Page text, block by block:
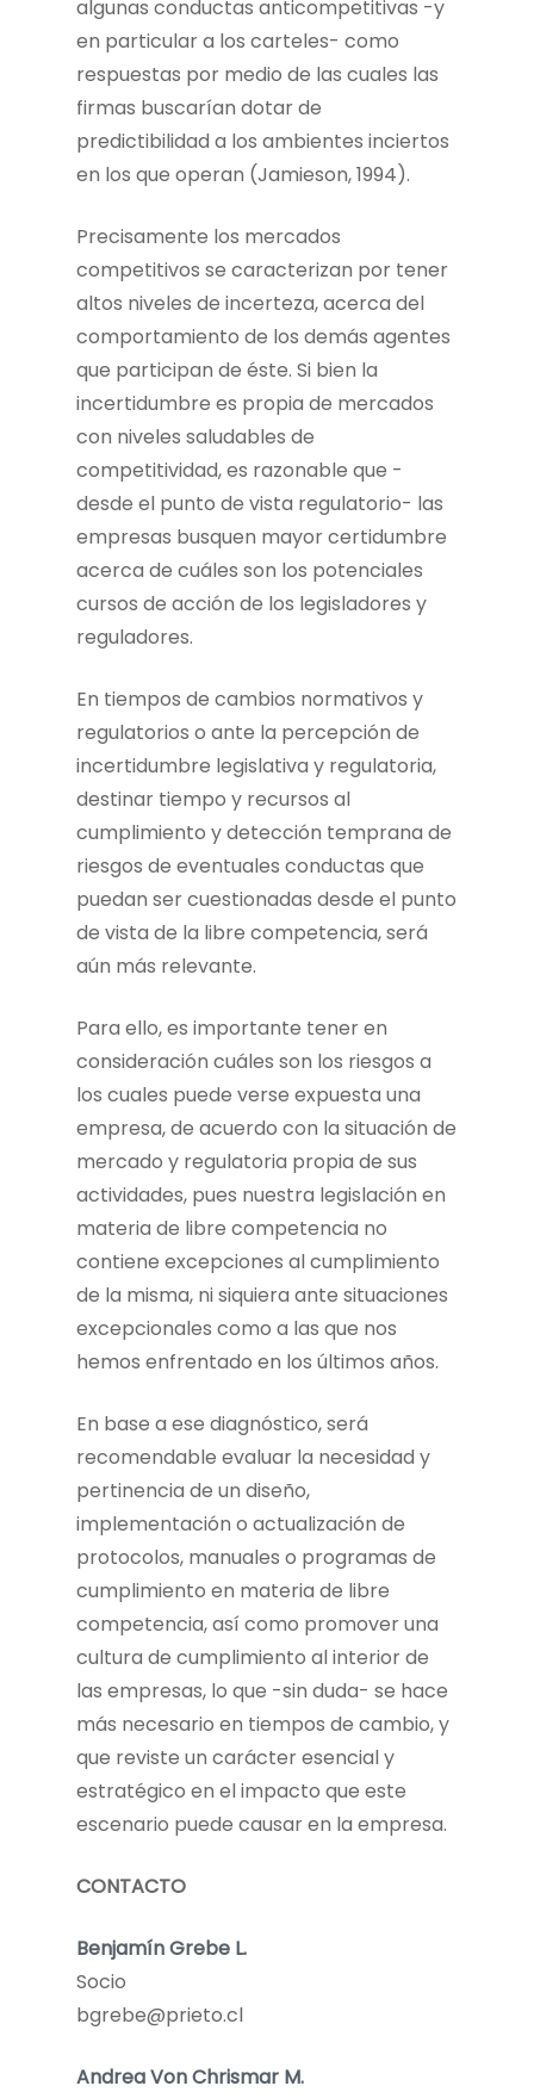
algunas conductas anticompetitivas -y
en particular a los carteles- como
respuestas por medio de las cuales las
firmas buscarían dotar de
predictibilidad a los ambientes inciertos
en los que operan (Jamieson, 1994).
Precisamente los mercados
competitivos se caracterizan por tener
altos niveles de incerteza, acerca del
comportamiento de los demás agentes
que participan de éste. Si bien la
incertidumbre es propia de mercados
con niveles saludables de
competitividad, es razonable que -
desde el punto de vista regulatorio- las
empresas busquen mayor certidumbre
acerca de cuáles son los potenciales
cursos de acción de los legisladores y
reguladores.
En tiempos de cambios normativos y
regulatorios o ante la percepción de
incertidumbre legislativa y regulatoria,
destinar tiempo y recursos al
cumplimiento y detección temprana de
riesgos de eventuales conductas que
puedan ser cuestionadas desde el punto
de vista de la libre competencia, será
aún más relevante.
Para ello, es importante tener en
consideración cuáles son los riesgos a
los cuales puede verse expuesta una
empresa, de acuerdo con la situación de
mercado y regulatoria propia de sus
actividades, pues nuestra legislación en
materia de libre competencia no
contiene excepciones al cumplimiento
de la misma, ni siquiera ante situaciones
excepcionales como a las que nos
hemos enfrentado en los últimos años.
En base a ese diagnóstico, será
recomendable evaluar la necesidad y
pertinencia de un diseño,
implementación o actualización de
protocolos, manuales o programas de
cumplimiento en materia de libre
competencia, así como promover una
cultura de cumplimiento al interior de
las empresas, lo que -sin duda- se hace
más necesario en tiempos de cambio, y
que reviste un carácter esencial y
estratégico en el impacto que este
escenario puede causar en la empresa.
CONTACTO
Benjamín Grebe L.
Socio
bgrebe@prieto.cl
Andrea Von Chrismar M.